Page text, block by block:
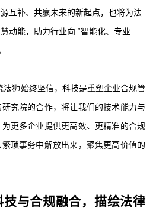
互补、共赢未来的新起点，也将为法
动能，助力行业向 “智能化、专业
法狮始终坚信，科技是重塑企业合规管
究院的合作，将让我们的技术能力与
更多企业提供更高效、更精准的合规
琐事务中解放出来，聚焦更高价值的
与合规融合，描绘法律